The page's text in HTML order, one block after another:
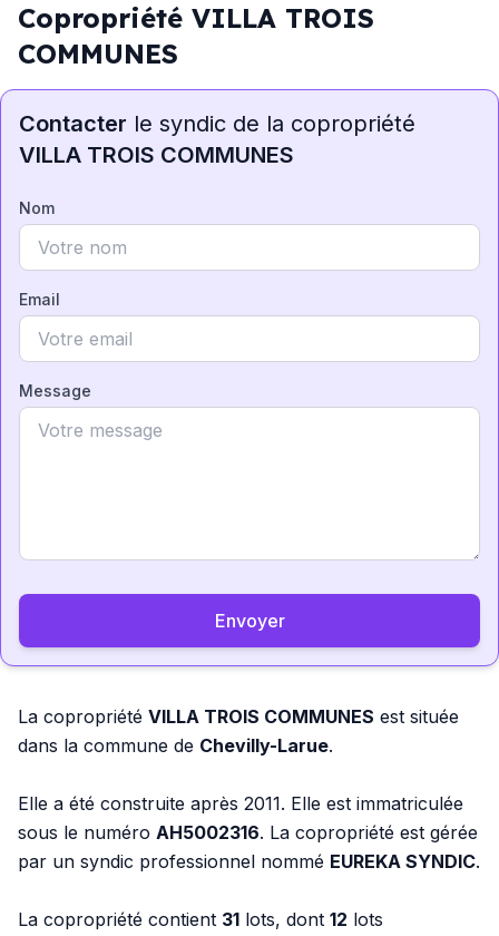
Copropriété VILLA TROIS
COMMUNES
Contacter le syndic de la copropriété
VILLA TROIS COMMUNES
Nom
Email
Message
Envoyer
La copropriété VILLA TROIS COMMUNES est située
dans la commune de Chevilly-Larue.
Elle a été construite après 2011. Elle est immatriculée
sous le numéro AH5002316. La copropriété est gérée
par un syndic professionnel nommé EUREKA SYNDIC.
La copropriété contient 31 lots, dont 12 lots